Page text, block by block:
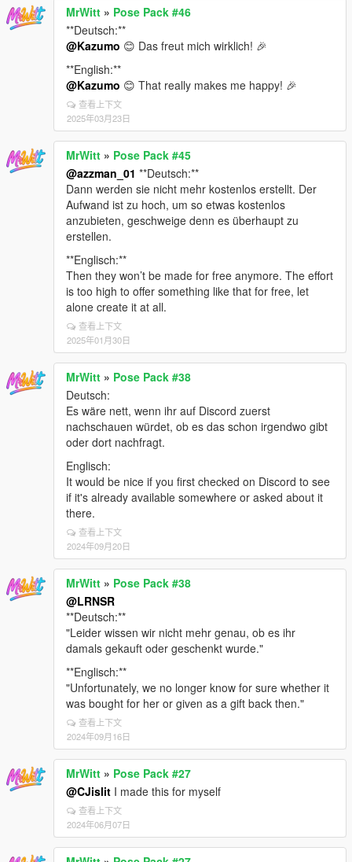
MrWitt » Pose Pack #46
**Deutsch:**
@Kazumo 😊 Das freut mich wirklich! 🎉
**English:**
@Kazumo 😊 That really makes me happy! 🎉
查看上下文
2025年03月23日
MrWitt » Pose Pack #45
@azzman_01 **Deutsch:**
Dann werden sie nicht mehr kostenlos erstellt. Der
Aufwand ist zu hoch, um so etwas kostenlos
anzubieten, geschweige denn es überhaupt zu
erstellen.
**Englisch:**
Then they won’t be made for free anymore. The effort
is too high to offer something like that for free, let
alone create it at all.
查看上下文
2025年01月30日
MrWitt » Pose Pack #38
Deutsch:
Es wäre nett, wenn ihr auf Discord zuerst
nachschauen würdet, ob es das schon irgendwo gibt
oder dort nachfragt.
Englisch:
It would be nice if you first checked on Discord to see
if it's already available somewhere or asked about it
there.
查看上下文
2024年09月20日
MrWitt » Pose Pack #38
@LRNSR
**Deutsch:**
"Leider wissen wir nicht mehr genau, ob es ihr
damals gekauft oder geschenkt wurde."
**Englisch:**
"Unfortunately, we no longer know for sure whether it
was bought for her or given as a gift back then."
查看上下文
2024年09月16日
MrWitt » Pose Pack #27
@CJislit I made this for myself
查看上下文
2024年06月07日